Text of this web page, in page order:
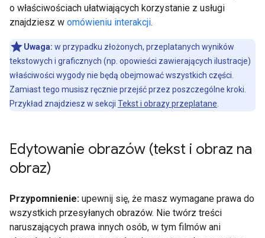
o właściwościach ułatwiających korzystanie z usługi
znajdziesz w omówieniu interakcji.
Uwaga: w przypadku złożonych, przeplatanych wyników
tekstowych i graficznych (np. opowieści zawierających ilustracje)
właściwości wygody nie będą obejmować wszystkich części.
Zamiast tego musisz ręcznie przejść przez poszczególne kroki.
Przykład znajdziesz w sekcji Tekst i obrazy przeplatane
Edytowanie obrazów (tekst i obraz na
obraz)
Przypomnienie: upewnij się, że masz wymagane prawa do
wszystkich przesyłanych obrazów. Nie twórz treści
naruszających prawa innych osób, w tym filmów ani